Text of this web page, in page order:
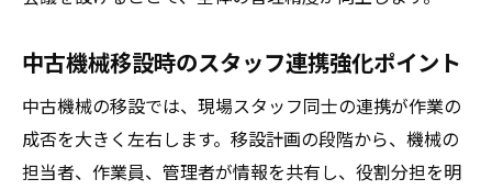
中古機械移設時のスタッフ連携強化ポイント
中古機械の移設では、現場スタッフ同士の連携が作業の
成否を大きく左右します。移設計画の段階から、機械の
担当者、作業員、管理者が情報を共有し、役割分担を明